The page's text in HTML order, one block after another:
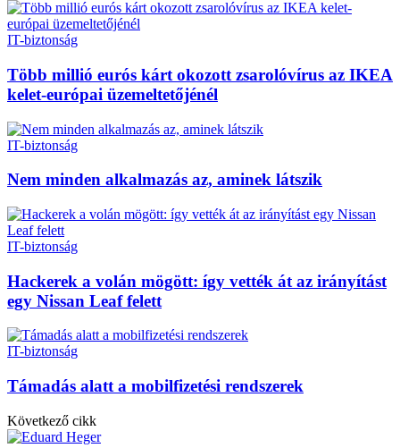
IT-biztonság
Több millió eurós kárt okozott zsarolóvírus az IKEA
kelet-európai üzemeltetőjénél
IT-biztonság
Nem minden alkalmazás az, aminek látszik
IT-biztonság
Hackerek a volán mögött: így vették át az irányítást
egy Nissan Leaf felett
IT-biztonság
Támadás alatt a mobilfizetési rendszerek
Következő cikk